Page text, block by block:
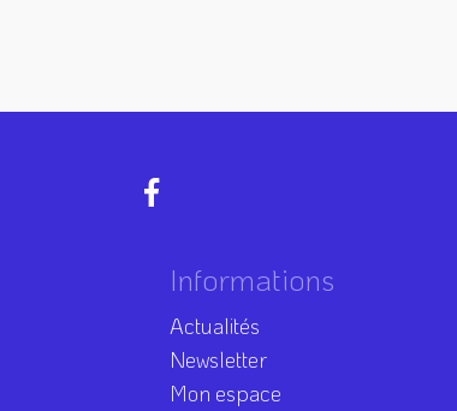
Informations
Actualités
Newsletter
Mon espace